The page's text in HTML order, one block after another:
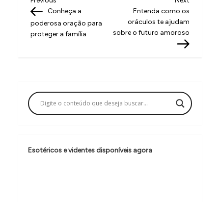
a
v
ç
ã
d
Post
Conheça a
poderosa oração para
proteger a família
Post
Entenda como os
oráculos te ajudam
sobre o futuro amoroso
Esotéricos e videntes disponíveis agora